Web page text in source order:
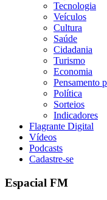
Tecnologia
Veículos
Cultura
Saúde
Cidadania
Turismo
Economia
Pensamento
Política
Sorteios
Indicadores
Flagrante Digital
Vídeos
Podcasts
Cadastre-se
Espacial FM